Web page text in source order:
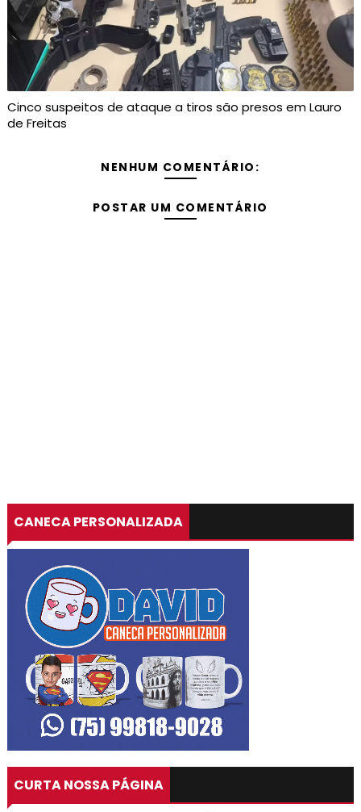
Cinco suspeitos de ataque a tiros são presos em Lauro
de Freitas
NENHUM COMENTÁRIO:
POSTAR UM COMENTÁRIO
CANECA PERSONALIZADA
CURTA NOSSA PÁGINA